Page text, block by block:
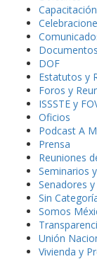
Capacitación
DOF
Estatutos y
Foros y
ISSSTE y
Oficios
Podcast A
Prensa
Reuniones
Seminarios
Senadores
Sin
Somos
Unión
Vivienda y